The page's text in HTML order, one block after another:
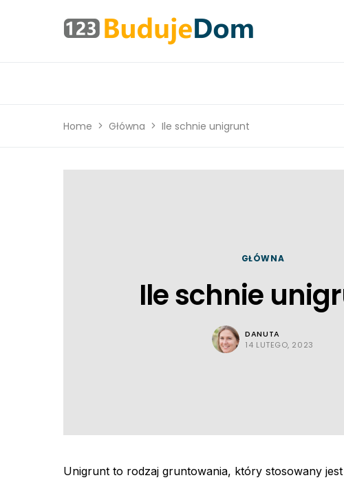
Home Główna Ile schnie unigrunt
GŁÓWNA
Ile schnie
DANUTA
14 LUTEGO, 2023
Unigrunt to rodzaj gruntowania, który stosowany